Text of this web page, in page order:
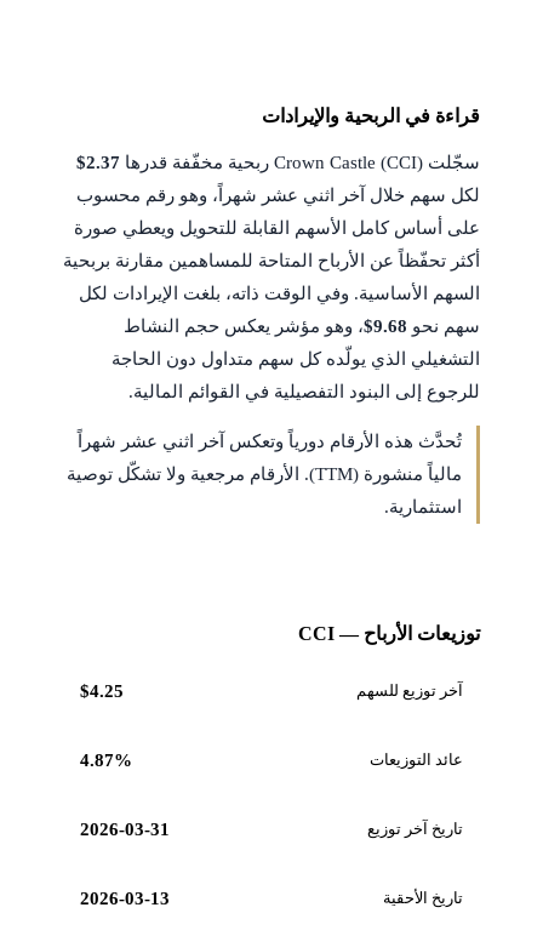
قراءة في الربحية والإيرادات
سجّلت Crown Castle (CCI) ربحية مخفّفة قدرها
$2.37
لكل سهم خلال آخر اثني عشر شهراً، وهو رقم محسوب
على أساس كامل الأسهم القابلة للتحويل ويعطي صورة
أكثر تحفّظاً عن الأرباح المتاحة للمساهمين مقارنة بربحية
السهم الأساسية. وفي الوقت ذاته، بلغت الإيرادات لكل
سهم نحو $9.68، وهو مؤشر يعكس حجم النشاط
التشغيلي الذي يولّده كل سهم متداول دون الحاجة
للرجوع إلى البنود التفصيلية في القوائم المالية.
تُحدَّث هذه الأرقام دورياً وتعكس آخر اثني عشر شهراً
مالياً منشورة (TTM). الأرقام مرجعية ولا تشكّل توصية
استثمارية.
توزيعات الأرباح — CCI
آخر توزيع للسهم $4.25
عائد التوزيعات 4.87%
تاريخ آخر توزيع 2026-03-31
تاريخ الأحقية 2026-03-13